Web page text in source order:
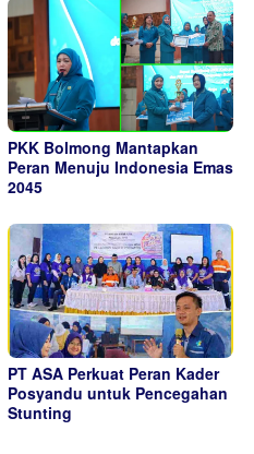
PKK Bolmong Mantapkan
Peran Menuju Indonesia Emas
2045
PT ASA Perkuat Peran Kader
Posyandu untuk Pencegahan
Stunting